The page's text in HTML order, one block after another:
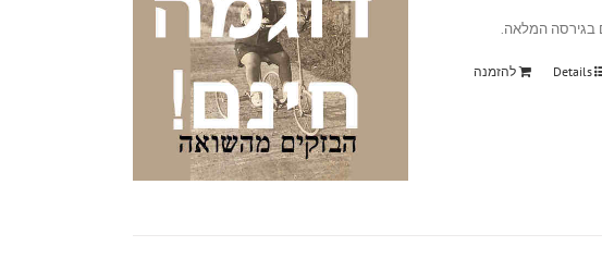
להזמנה Details